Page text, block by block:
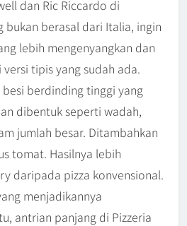
dan Ric Riccardo di
bukan berasal dari Italia, ingin
lebih mengenyangkan dan
tipis yang sudah ada.
berdinding tinggi yang
dibentuk seperti wadah,
jumlah besar. Ditambahkan
tomat. Hasilnya lebih
daripada pizza konvensional.
menjadikannya
antrian panjang di Pizzeria